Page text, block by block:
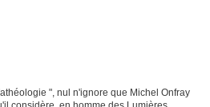
", nul n'ignore que Michel Onfray